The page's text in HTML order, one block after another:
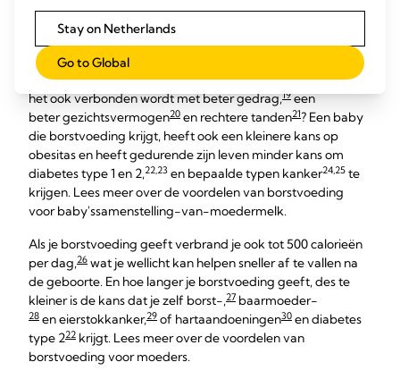
oorontsteking, verkoudheden, griep en spruw krijgt
en
halveert het risico op wiegendood (SIDS).
Je hebt wellicht gehoord dat borstvoeding de kans verhoogt
dat je baby het goed gaat doen op school, maar wist je dat
het ook verbonden wordt met beter gedrag,19een
beter gezichtsvermogen20 en rechtere tanden21? Een baby
die borstvoeding krijgt, heeft ook een kleinere kans op
obesitas en heeft gedurende zijn leven minder kans om
diabetes type 1 en 2,22,23 en bepaalde typen kanker24,25 te
krijgen. Lees meer over de voordelen van borstvoeding
voor baby'ssamenstelling-van-moedermelk.
Als je borstvoeding geeft verbrand je ook tot 500 calorieën
per dag,26 wat je wellicht kan helpen sneller af te vallen na
de geboorte. En hoe langer je borstvoeding geeft, des te
kleiner is de kans dat je zelf borst-,27 baarmoeder-
28 en eierstokkanker,29 of hartaandoeningen30 en diabetes
type 222 krijgt. Lees meer over de voordelen van
borstvoeding voor moeders.
Stay on Netherlands
Go to Global